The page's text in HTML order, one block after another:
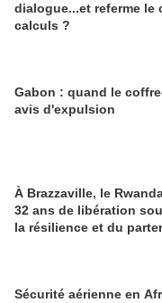
dialogue...et referme le
calculs ?
Gabon : quand le
avis d'expulsion
À Brazzaville, le
32 ans de libération
la résilience et du
Sécurité aérienne en